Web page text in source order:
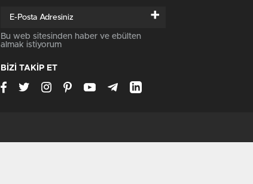
+
Bu web sitesinden haber ve ebülten
almak istiyorum
BİZİ TAKİP ET